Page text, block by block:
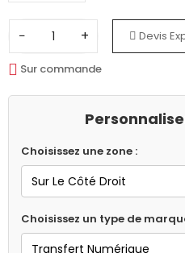
− + Devis
Sur commande
Choisissez une zone :
Choisissez un type de